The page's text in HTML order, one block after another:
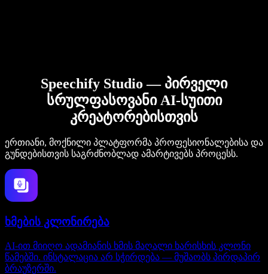
Speechify Studio — პირველი
სრულფასოვანი AI-სუითი
კრეატორებისთვის
ერთიანი, მოქნილი პლატფორმა პროფესიონალებისა და
გუნდებისთვის საგრძნობლად ამარტივებს პროცესს.
ხმების კლონირება
AI-ით მიიღო ადამიანის ხმის მაღალი ხარისხის კლონი
წამებში. ინსტალაცია არ სჭირდება — მუშაობს პირდაპირ
ბრაუზერში.